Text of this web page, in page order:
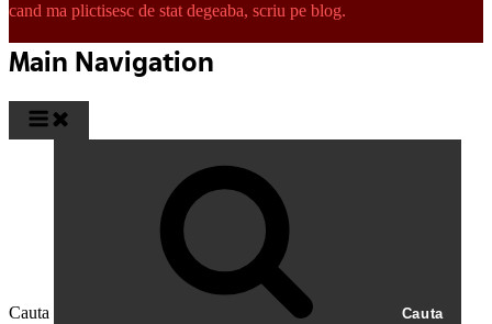
cand ma plictisesc de stat degeaba, scriu pe blog.
Main Navigation
Cauta Cauta